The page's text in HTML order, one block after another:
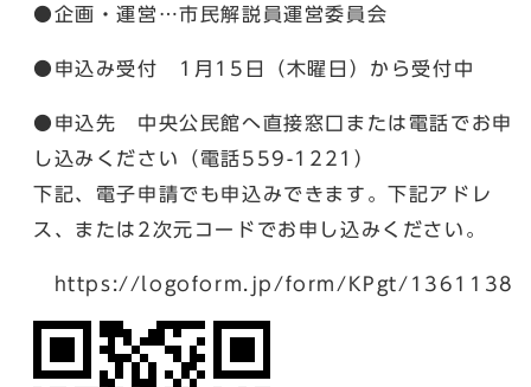
●企画・運営…市民解説員運営委員会
●申込み受付 1月15日（木曜日）から受付中
●申込先 中央公民館へ直接窓口または電話でお申
し込みください（電話559-1221）
下記、電子申請でも申込みできます。下記アドレ
ス、または2次元コードでお申し込みください。
https://logoform.jp/form/KPgt/1361138